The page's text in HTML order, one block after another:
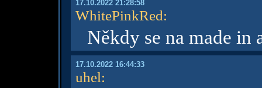
17.10.2022 21:28:58
WhitePinkRed:
Někdy se na made in
17.10.2022 16:44:33
uhel: